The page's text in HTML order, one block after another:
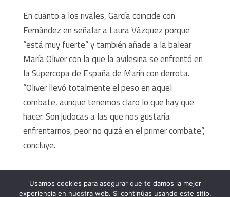
En cuanto a los rivales, García coincide con
Fernández en señalar a Laura Vázquez porque
“está muy fuerte” y también añade a la balear
María Oliver con la que la avilesina se enfrentó en
la Supercopa de España de Marín con derrota.
“Oliver llevó totalmente el peso en aquel
combate, aunque tenemos claro lo que hay que
hacer. Son judocas a las que nos gustaría
enfrentarnos, peor no quizá en el primer combate”,
concluye.
Usamos cookies para asegurar que te damos la mejor
experiencia en nuestra web. Si continúas usando este sitio,